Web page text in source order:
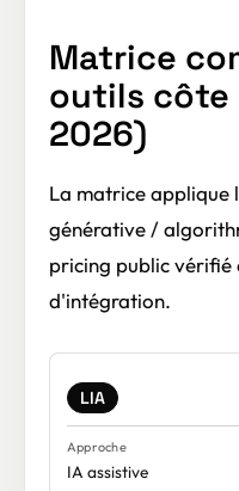
Matrice
outils côte
2026)
La matrice applique
générative /
pricing public
d'intégration.
LIA
IA assistive